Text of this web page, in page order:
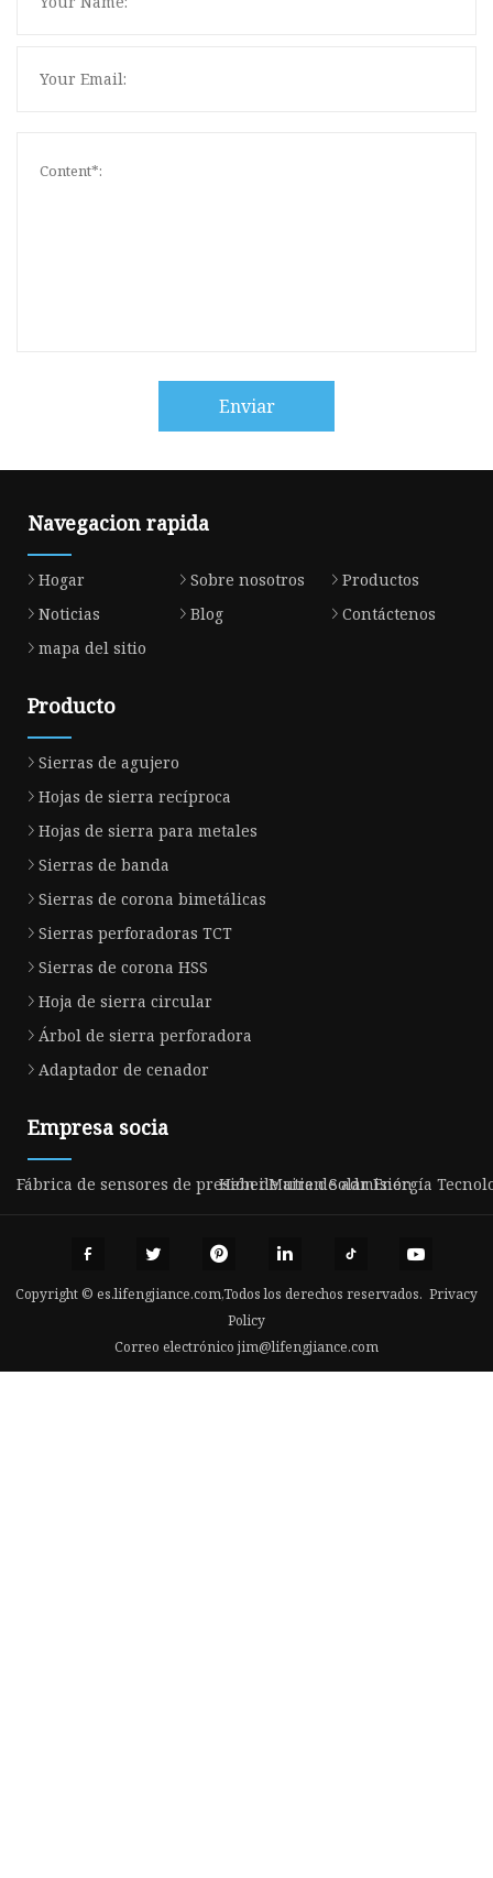
Enviar
Navegacion rapida
Hogar Sobre nosotros
Productos
Noticias
Blog
Contáctenos
mapa del sitio
Producto
Sierras de agujero
Hojas de sierra recíproca
Hojas de sierra para metales
Sierras de banda
Sierras de corona bimetálicas
Sierras perforadoras TCT
Sierras de corona HSS
Hoja de sierra circular
Árbol de sierra perforadora
Adaptador de cenador
Empresa socia
Fábrica de sensores de presión de aire de admisión
Hebei Mutian Solar Energía
Copyright © es.lifengjiance.com,Todos los derechos reservados. Privacy
Policy
Correo electrónicojim@lifengjiance.com